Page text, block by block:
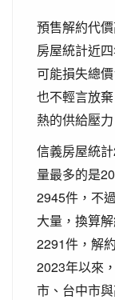
預售解約代
房屋統計近
可能損失總
也不輕言放
熱的供給壓
信義房屋統
量最多的是
2945件，不
大量，換算
2291件，解
2023年以來
市、台中市